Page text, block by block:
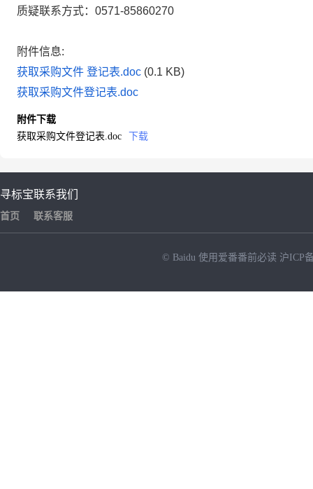
质疑联系方式：0571-85860270
附件信息:
获取采购文件 登记表.doc (0.1 KB)
获取采购文件登记表.doc
附件下载
获取采购文件登记表.doc
下载
寻标宝
首页
联系我们
联系客服
© Baidu 使用爱番番前必读 沪ICP